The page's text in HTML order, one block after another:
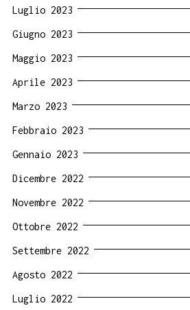
Luglio 2023
Giugno 2023
Maggio 2023
Aprile 2023
Marzo 2023
Febbraio 2023
Gennaio 2023
Dicembre 2022
Novembre 2022
Ottobre 2022
Settembre 2022
Agosto 2022
Luglio 2022